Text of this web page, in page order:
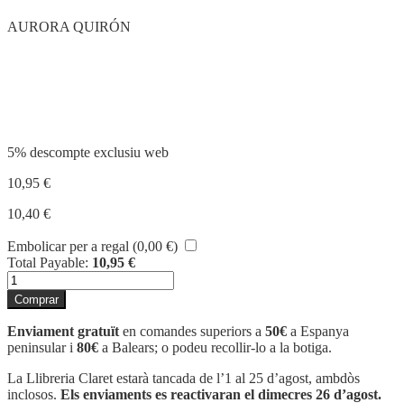
AURORA QUIRÓN
5% descompte exclusiu web
10,95 €
10,40 €
Embolicar per a regal (0,00 €)
Total Payable: 10,95 €
quantitat
de
IRIS
Y
LUNA:
CUIDADORAS
DE
CACHORRITOS
Comprar
Enviament gratuït en comandes superiors a 50€ a Espanya
peninsular i 80€ a Balears; o podeu recollir-lo a la botiga.
La Llibreria Claret estarà tancada de l’1 al 25 d’agost, ambdòs
inclosos. Els enviaments es reactivaran el dimecres 26 d’agost.